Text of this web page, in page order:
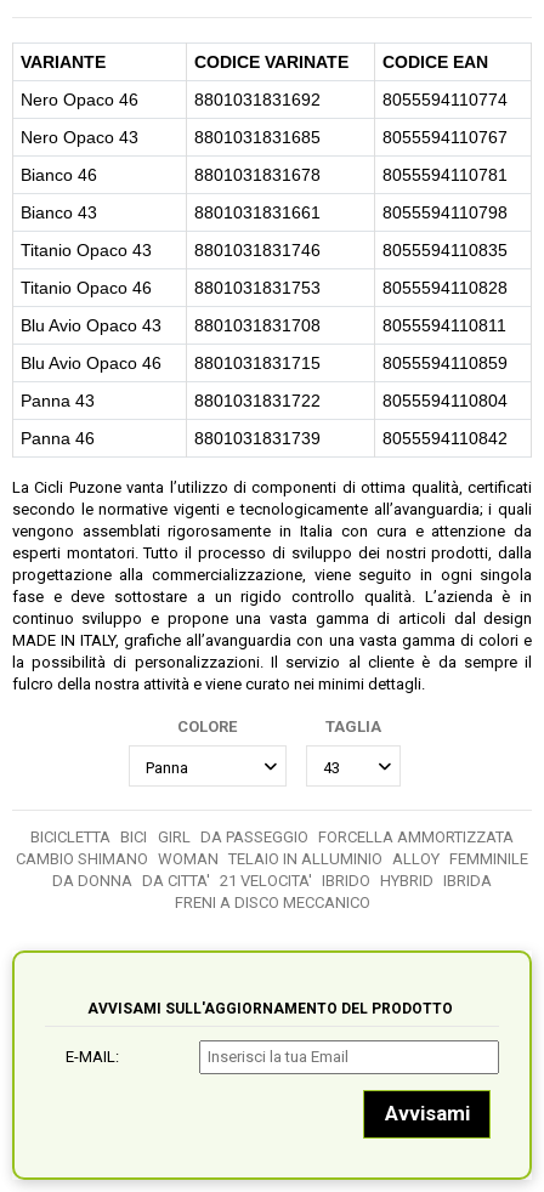
VARIANTE CODICE VARINATE
CODICE EAN
Nero Opaco 46
8801031831692
8055594110774
Nero Opaco 43
8801031831685
8055594110767
Bianco 46
8801031831678
8055594110781
Bianco 43
8801031831661
8055594110798
Titanio Opaco 43
8801031831746
8055594110835
Titanio Opaco 46
8801031831753
8055594110828
Blu Avio Opaco 43
8801031831708
8055594110811
Blu Avio Opaco 46
8801031831715
8055594110859
Panna 43
8801031831722
8055594110804
Panna 46
8801031831739 8055594110842
La Cicli Puzone vanta l’utilizzo di componenti di ottima qualità, certificati
secondo le normative vigenti e tecnologicamente all’avanguardia; i quali
vengono assemblati rigorosamente in Italia con cura e attenzione da
esperti montatori. Tutto il processo di sviluppo dei nostri prodotti, dalla
progettazione alla commercializzazione, viene seguito in ogni singola
fase e deve sottostare a un rigido controllo qualità. L’azienda è in
continuo sviluppo e propone una vasta gamma di articoli dal design
MADE IN ITALY, grafiche all’avanguardia con una vasta gamma di colori e
la possibilità di personalizzazioni. Il servizio al cliente è da sempre il
fulcro della nostra attività e viene curato nei minimi dettagli.
COLORE TAGLIA
BICICLETTA BICI GIRL DA PASSEGGIO FORCELLA AMMORTIZZATA
CAMBIO SHIMANO WOMAN TELAIO IN ALLUMINIO ALLOY FEMMINILE
DA DONNA DA CITTA' 21 VELOCITA' IBRIDO HYBRID
IBRIDA
FRENI A DISCO MECCANICO
AVVISAMI SULL'AGGIORNAMENTO DEL PRODOTTO
E-MAIL: